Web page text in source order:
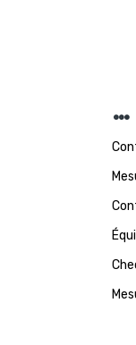
steppers